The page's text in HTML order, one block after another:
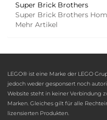
Super Brick Brothers
Super Brick Brothers
Mehr Artikel
LEGO® ist eine Marke der LEGO
jedoch weder gesponsert noch
Website steht in keiner Verbindung
Marken. Gleiches gilt für alle
lizensierten Produkten.